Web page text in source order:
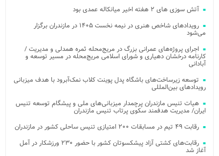
آتش‌ سوزی‌ های ۲ هفته اخیر میانکاله عمدی بود
رویدادهای شاخص هنری در نیمه نخست ۱۴۰۵ در مازندران برگزار
می‌شود
اجرای پروژه‌های عمرانی بزرگ در مریج‌محله ثمره همدلی و مدیریت /
کارنامه درخشان دهیاری و شورای اسلامی مریج‌محله در مسیر توسعه و
آبادانی
توسعه زیرساخت‌های باشگاه پدل پوینت کلاب نمک‌آبرود با هدف میزبانی
رویدادهای بین‌المللی
هیات تنیس مازندران پرچمدار میزبانی‌های ملی و پیشگام توسعه تنیس
ایران/ مدیریت هدفمند سکوی پرتاب تنیس مازندران
رقابت ۴۹ تیم در مسابقات ۲۰۰ امتیازی تنیس ساحلی کشور در مازندران
رقابت‌های کشتی آزاد پیشکسوتان کشور با حضور ۲۳۰ ورزشکار در آمل
آغاز شد